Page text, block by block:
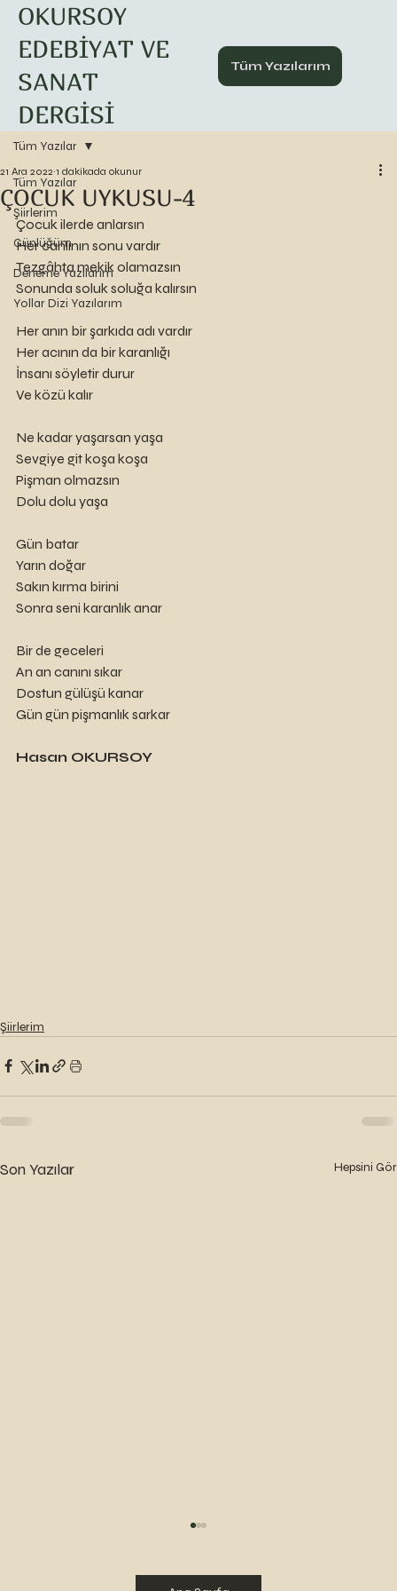
Tüm Yazılarım
OKURSOY
EDEBİYAT VE
SANAT
DERGİSİ
Tüm Yazılar
Şiirlerim
Günlüğüm
Deneme Yazılarım
Yollar Dizi Yazılarım
Tüm Yazılar
ÇOCUK UYKUSU-4
21 Ara 2022 1 dakikada okunur
Çocuk ilerde anlarsın
Her canlının sonu vardır
Tezgâhta mekik olamazsın
Sonunda soluk soluğa kalırsın
Her anın bir şarkıda adı vardır
Her acının da bir karanlığı
İnsanı söyletir durur
Ve közü kalır
Ne kadar yaşarsan yaşa
Sevgiye git koşa koşa
Pişman olmazsın
Dolu dolu yaşa
Gün batar
Yarın doğar
Sakın kırma birini
Sonra seni karanlık anar
Bir de geceleri
An an canını sıkar
Dostun gülüşü kanar
Gün gün pişmanlık sarkar
Hasan OKURSOY
Şiirlerim
Son Yazılar Hepsini Gör